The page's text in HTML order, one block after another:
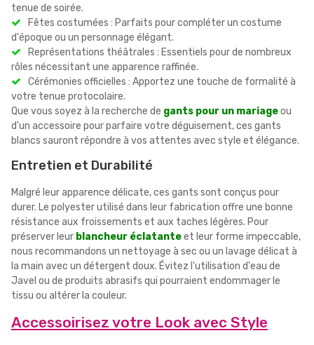
tenue de soirée.
Fêtes costumées : Parfaits pour compléter un costume
d'époque ou un personnage élégant.
Représentations théâtrales : Essentiels pour de nombreux
rôles nécessitant une apparence raffinée.
Cérémonies officielles : Apportez une touche de formalité à
votre tenue protocolaire.
Que vous soyez à la recherche de gants pour un mariageou
d'un accessoire pour parfaire votre déguisement, ces gants
blancs sauront répondre à vos attentes avec style et élégance.
Entretien et Durabilité
Malgré leur apparence délicate, ces gants sont conçus pour
durer. Le polyester utilisé dans leur fabrication offre une bonne
résistance aux froissements et aux taches légères. Pour
préserver leur blancheur éclatanteet leur forme impeccable,
nous recommandons un nettoyage à sec ou un lavage délicat à
la main avec un détergent doux. Évitez l'utilisation d'eau de
Javel ou de produits abrasifs qui pourraient endommager le
tissu ou altérer la couleur.
Accessoirisez votre Look avec Style